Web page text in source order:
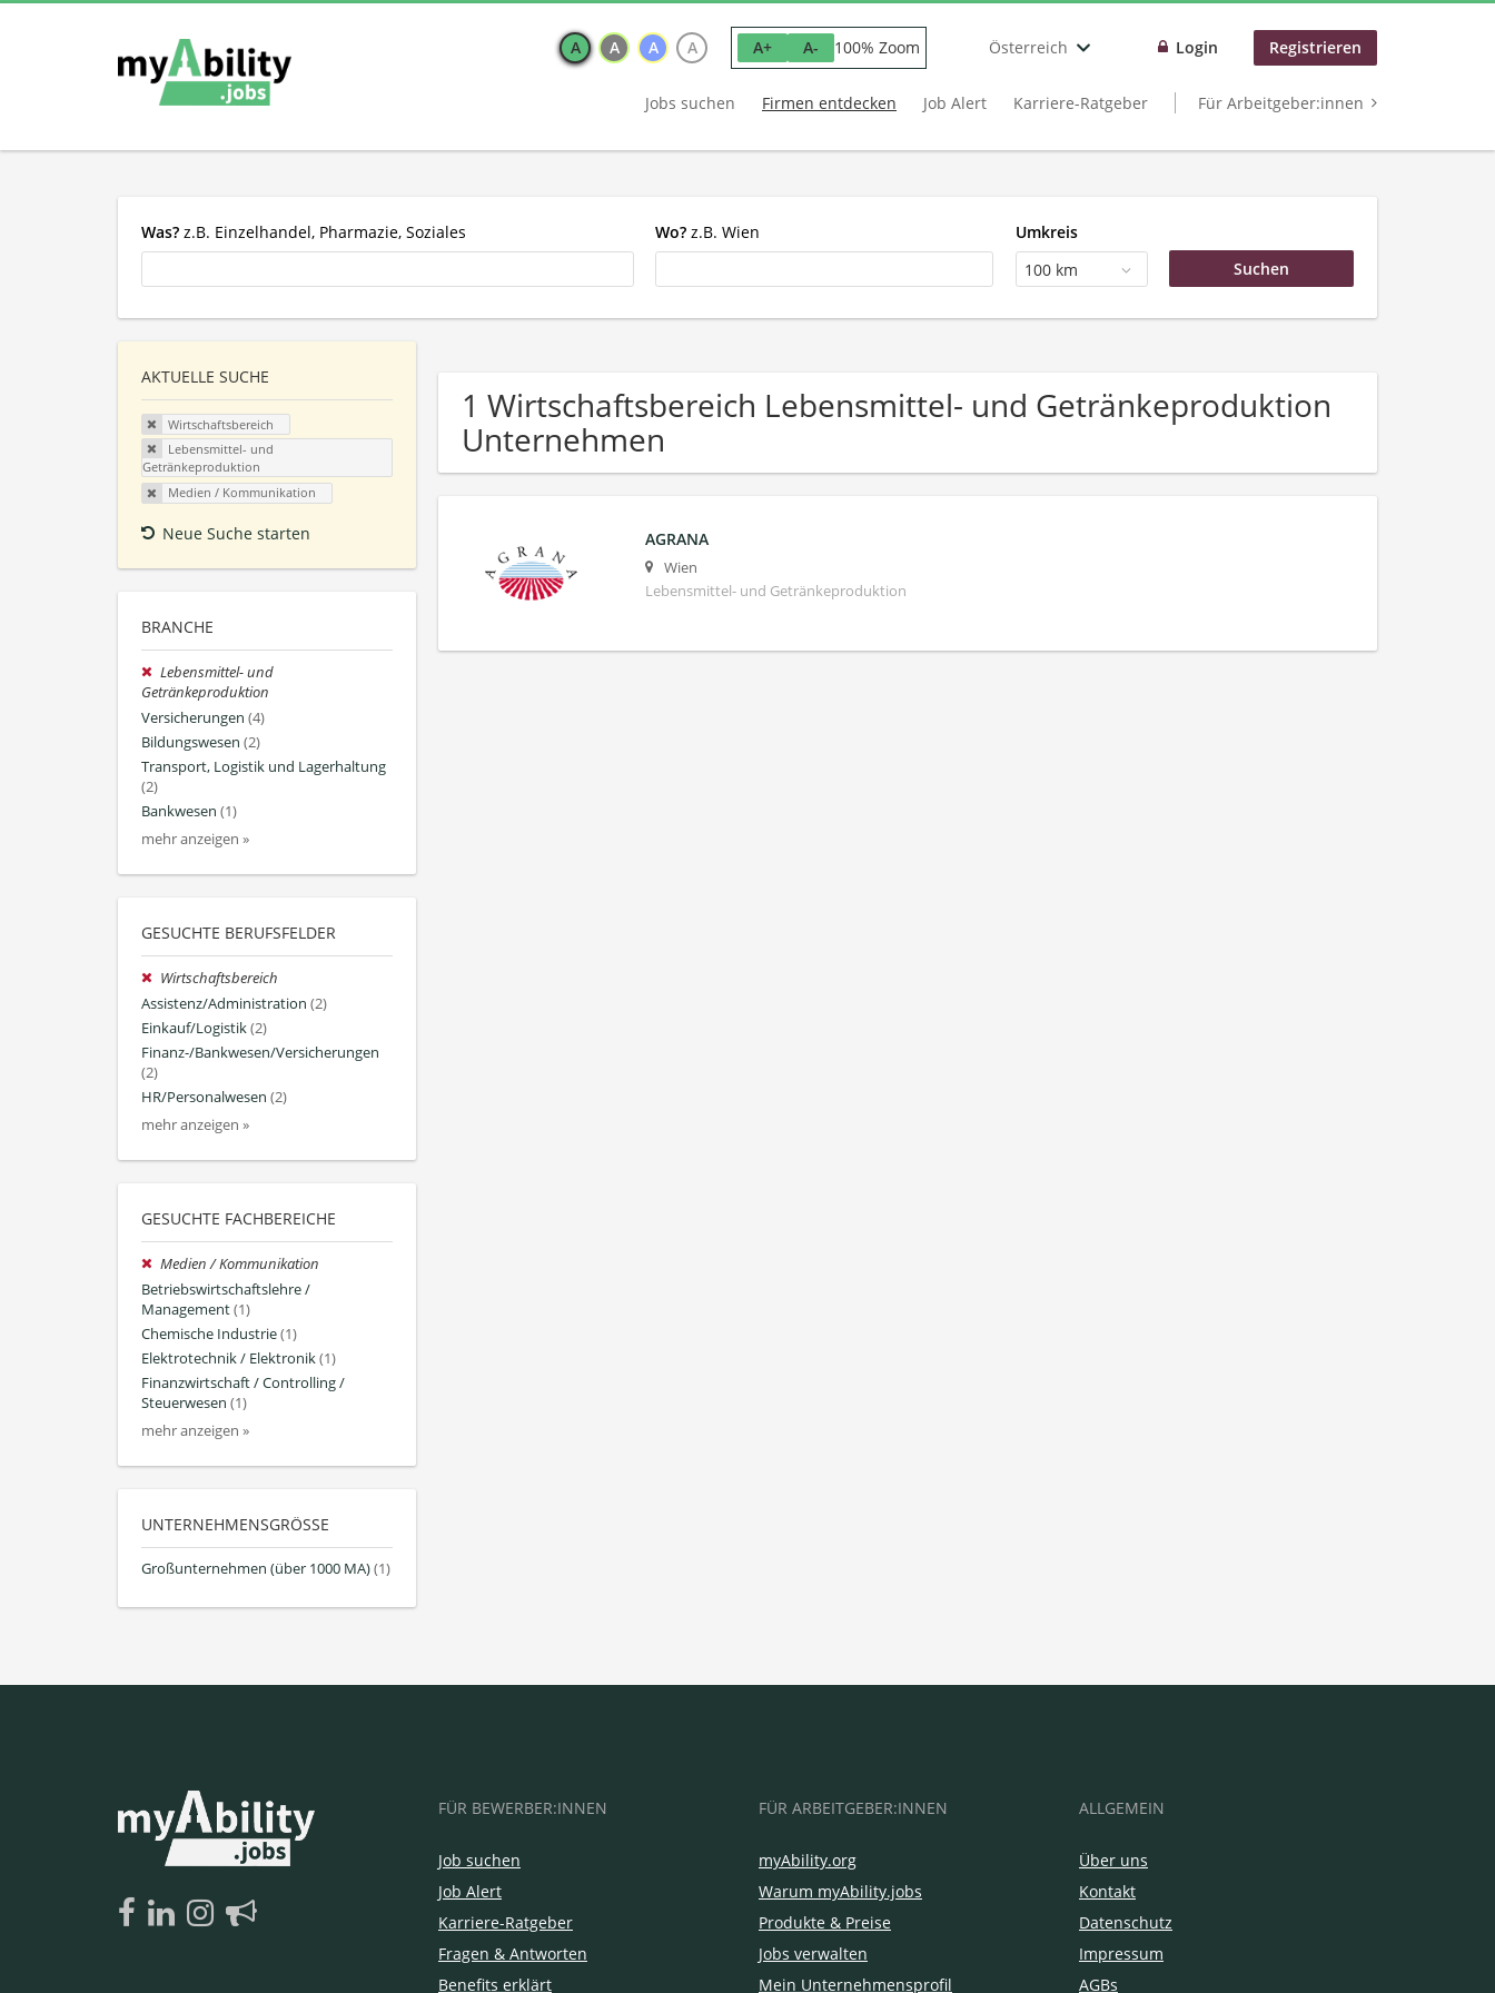
A A A A A+ A- 100% Zoom Österreich Login Registrieren
Jobs suchen Firmen entdecken Job Alert Karriere-Ratgeber Für Arbeitgeber:innen
Was? z.B. Einzelhandel, Pharmazie, Soziales Wo? z.B. Wien
Umkreis
100 km
AKTUELLE SUCHE
Wirtschaftsbereich
Lebensmittel- und
Getränkeproduktion
Medien / Kommunikation
Neue Suche starten
BRANCHE
Lebensmittel- und
Getränkeproduktion
Versicherungen (4)
Bildungswesen (2)
Transport, Logistik und Lagerhaltung
(2)
Bankwesen (1)
mehr anzeigen »
GESUCHTE BERUFSFELDER
Wirtschaftsbereich
Assistenz/Administration (2)
Einkauf/Logistik(2)
Finanz-/Bankwesen/Versicherungen
(2)
HR/Personalwesen (2)
mehr anzeigen »
GESUCHTE FACHBEREICHE
Medien / Kommunikation
Betriebswirtschaftslehre /
Management(1)
Chemische Industrie(1)
Elektrotechnik / Elektronik(1)
Finanzwirtschaft / Controlling /
Steuerwesen (1)
mehr anzeigen »
UNTERNEHMENSGRÖSSE
Großunternehmen (über 1000 MA)(1)
1 Wirtschaftsbereich Lebensmittel- und Getränkeproduktion
Unternehmen
AGRANA
Wien
Lebensmittel- und Getränkeproduktion
FÜR BEWERBER:INNEN
Job suchen
Job Alert
Karriere-Ratgeber
Fragen & Antworten
Benefits erklärt
FÜR ARBEITGEBER:INNEN
myAbility.org
Warum myAbility.jobs
Produkte & Preise
Jobs verwalten
Mein Unternehmensprofil
ALLGEMEIN
Über uns
Kontakt
Datenschutz
Impressum
AGBs